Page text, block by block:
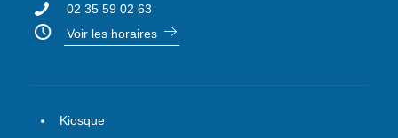
02 35 59 02 63
Voir les horaires
Kiosque